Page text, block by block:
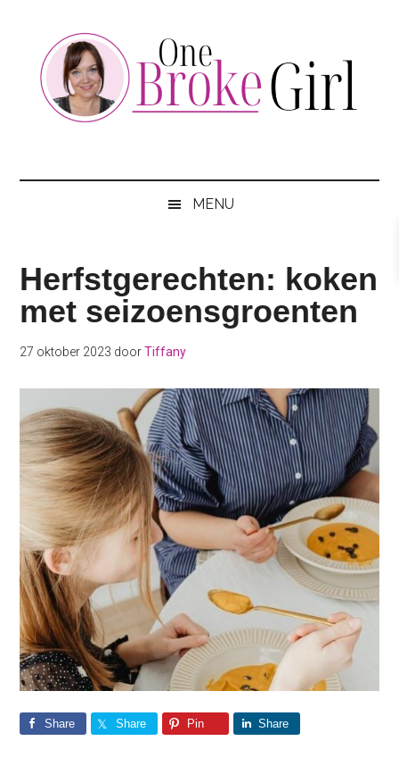
content
secondary
MENU
Herfstgerechten: koken
met seizoensgroenten
27 oktober 2023 doorTiffany
Share Share Pin Share